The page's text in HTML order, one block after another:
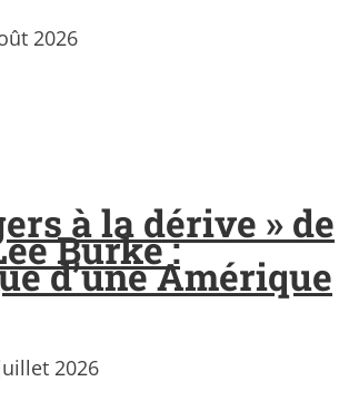
2026
à la dérive » de
Burke :
d’une Amérique
2026